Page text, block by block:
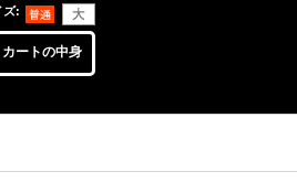
ズ:
カートの中身